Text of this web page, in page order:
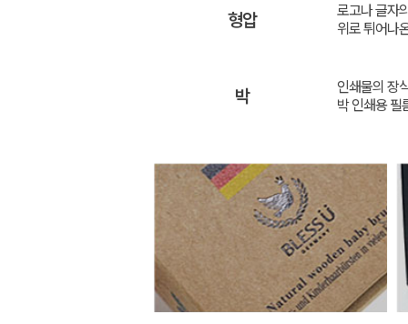
형압
로고나 글자
위로 튀어나
박
인쇄물의 장
박 인쇄용 필